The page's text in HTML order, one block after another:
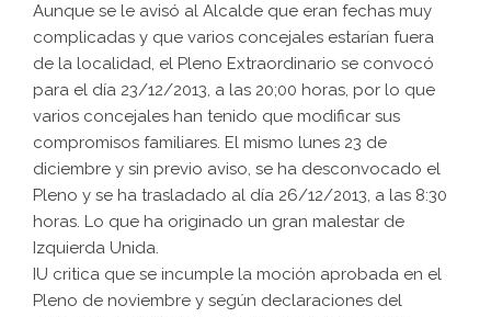
Aunque se le avisó al Alcalde que eran fechas muy
complicadas y que varios concejales estarían fuera
de la localidad, el Pleno Extraordinario se convocó
para el día 23/12/2013, a las 20;00 horas, por lo que
varios concejales han tenido que modificar sus
compromisos familiares. El mismo lunes 23 de
diciembre y sin previo aviso, se ha desconvocado el
Pleno y se ha trasladado al día 26/12/2013, a las 8:30
horas. Lo que ha originado un gran malestar de
Izquierda Unida.
IU critica que se incumple la moción aprobada en el
Pleno de noviembre y según declaraciones del